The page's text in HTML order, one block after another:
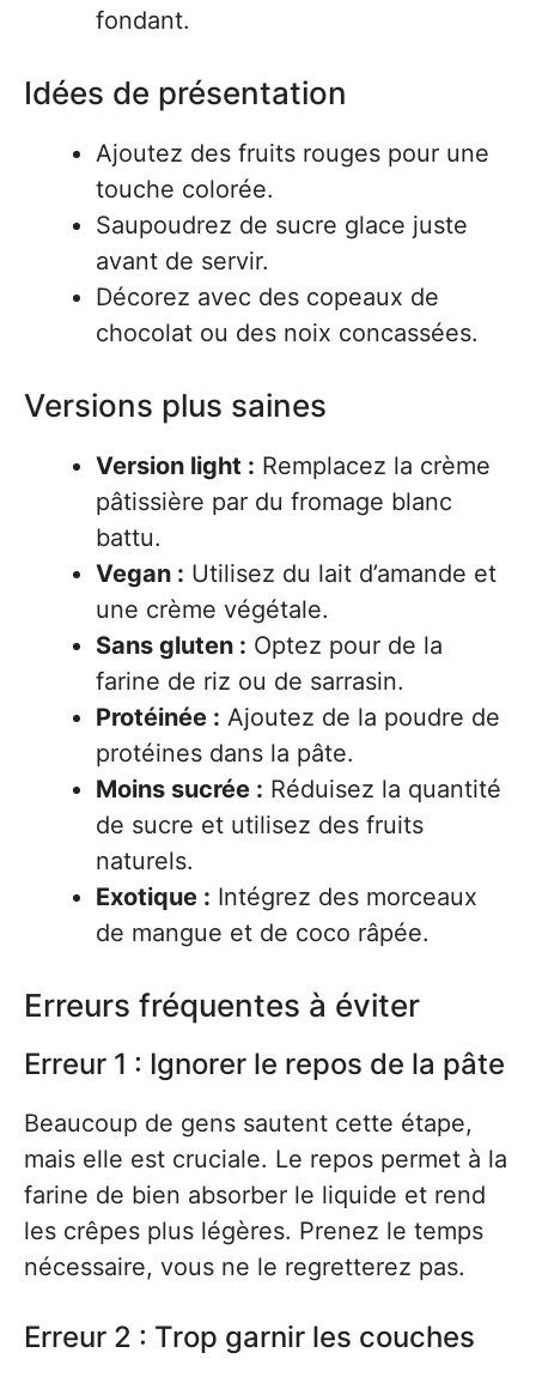
fondant.
Idées de présentation
Ajoutez des fruits rouges pour une
touche colorée.
Saupoudrez de sucre glace juste
avant de servir.
Décorez avec des copeaux de
chocolat ou des noix concassées.
Versions plus saines
Version light : Remplacez la crème
pâtissière par du fromage blanc
battu.
Vegan : Utilisez du lait d’amande et
une crème végétale.
Sans gluten : Optez pour de la
farine de riz ou de sarrasin.
Protéinée : Ajoutez de la poudre de
protéines dans la pâte.
Moins sucrée : Réduisez la quantité
de sucre et utilisez des fruits
naturels.
Exotique : Intégrez des morceaux
de mangue et de coco râpée.
Erreurs fréquentes à éviter
Erreur 1 : Ignorer le repos de la pâte
Beaucoup de gens sautent cette étape,
mais elle est cruciale. Le repos permet à la
farine de bien absorber le liquide et rend
les crêpes plus légères. Prenez le temps
nécessaire, vous ne le regretterez pas.
Erreur 2 : Trop garnir les couches